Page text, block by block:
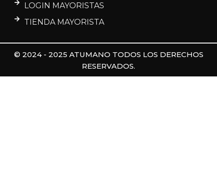
LOGIN MAYORISTAS
TIENDA MAYORISTA
© 2024 - 2025 ATUMANO TODOS LOS DERECHOS
RESERVADOS.